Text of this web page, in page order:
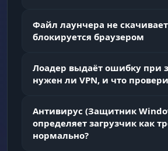
Файл лаунчера не
блокируется браузером
Лоадер выдаёт ошибку при
нужен ли VPN, и что
Антивирус (Защитник
определяет загрузчик как
нормально?